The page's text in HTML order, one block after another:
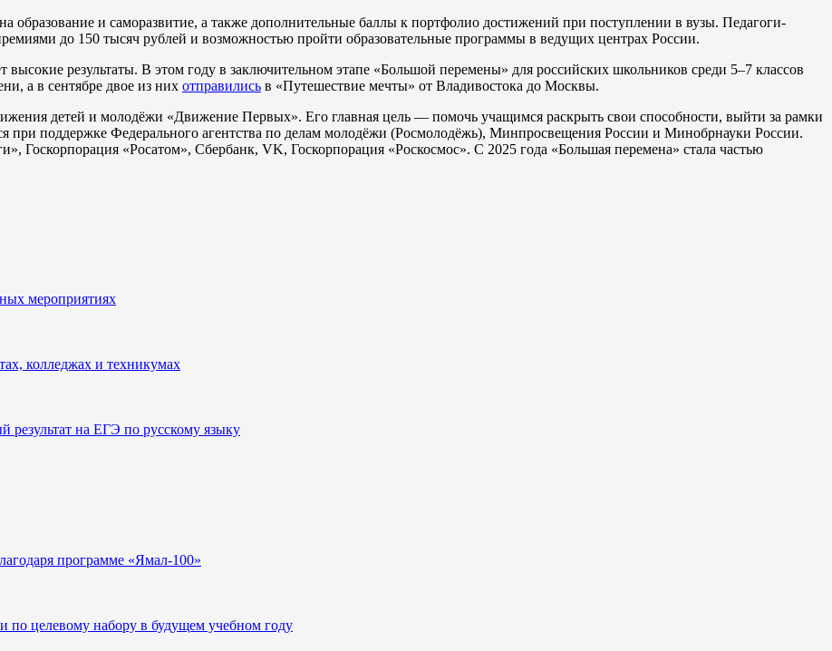
образование и саморазвитие, а также дополнительные баллы к портфолио достижений при поступлении в вузы. Педагоги-
до 150 тысяч рублей и возможностью пройти образовательные программы в ведущих центрах России.
высокие результаты. В этом году в заключительном этапе «Большой перемены» для российских школьников среди 5–7 классов
а в сентябре двое из них отправились в «Путешествие мечты» от Владивостока до Москвы.
детей и молодёжи «Движение Первых». Его главная цель — помочь учащимся раскрыть свои способности, выйти за рамки
при поддержке Федерального агентства по делам молодёжи (Росмолодёжь), Минпросвещения России и Минобрнауки России.
Госкорпорация «Росатом», Сбербанк, VK, Госкорпорация «Роскосмос». С 2025 года «Большая перемена» стала частью
мероприятиях
колледжах и техникумах
на ЕГЭ по русскому языку
программе «Ямал-100»
по целевому набору в будущем учебном году